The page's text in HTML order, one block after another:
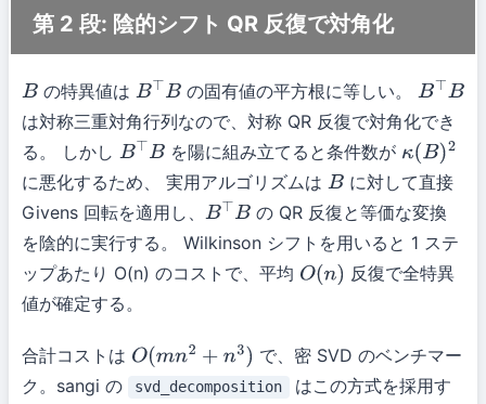
第 2 段: 陰的シフト QR 反復で対角化
B の特異値は B⊤ B の固有値の平方根に等しい。B⊤ B
は対称三重対角行列なので、対称 QR 反復で対角化でき
る。 しかし B⊤ B を陽に組み立てると条件数が κ(B)2
に悪化するため、 実用アルゴリズムは B に対して直接
Givens 回転を適用し、 B⊤ B
の QR 反復と等価な変換
を陰的に実行する。 Wilkinson シフトを用いると 1 ステ
ップあたり O(n) のコストで、平均 O(n)
反復で全特異
値が確定する。
合計コストは O(mn2+ n3 )
で、密 SVD のベンチマー
ク。sangi の
svd_decomposition
はこの方式を採用す